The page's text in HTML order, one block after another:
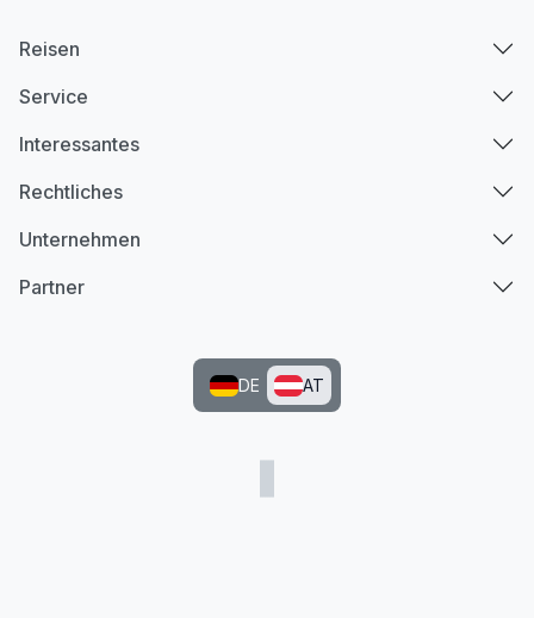
Reisen
Service
Interessantes
Rechtliches
Unternehmen
Partner
DE AT